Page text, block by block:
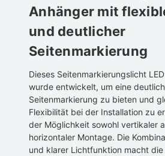
Anhänger mit
und deutlicher
Seitenmarkierung
Dieses Seitenmarkierungslicht
wurde entwickelt, um eine
Seitenmarkierung zu bieten und
Flexibilität bei der Installation zu
der Möglichkeit sowohl vertikaler
horizontaler Montage. Die
und klarer Lichtfunktion macht die